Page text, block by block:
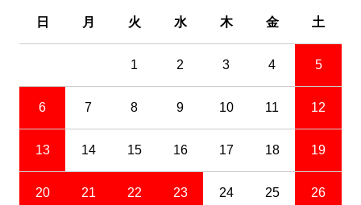
日 月 火 水 木 金 土
1 2 3 4 5
6 7 8 9 10 11 12
13 14 15 16 17 18 19
20 21 22 23 24 25 26